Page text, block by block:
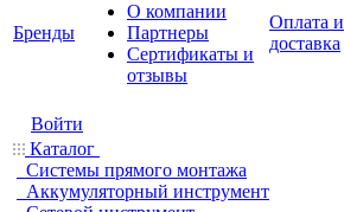
Бренды
О компании
Партнеры
Cертификаты и
отзывы
Оплата и
доставка
Войти
Каталог
Системы прямого монтажа
Аккумуляторный инструмент